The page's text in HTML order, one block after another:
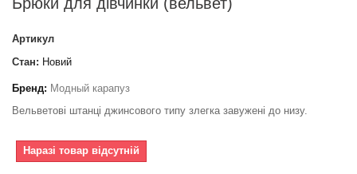
Артикул
Стан: Новий
Бренд: Модный карапуз
Вельветові штанці джинсового типу злегка завужені до низу.
Наразі товар відсутній